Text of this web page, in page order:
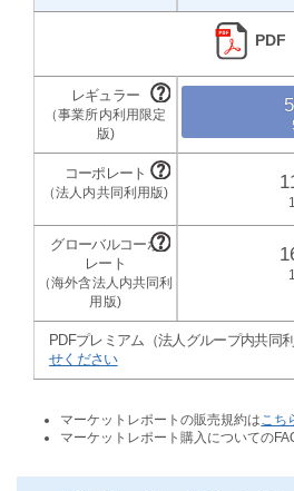
PDF
PDFプレミアム（法人グループ内共同
せください
マーケットレポートの販売規約は こち
マーケットレポート購入についての